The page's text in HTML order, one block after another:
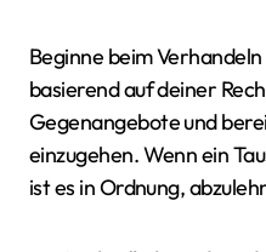
Beginne beim
basierend auf deiner
Gegenangebote und
einzugehen. Wenn ein
ist es in Ordnung,